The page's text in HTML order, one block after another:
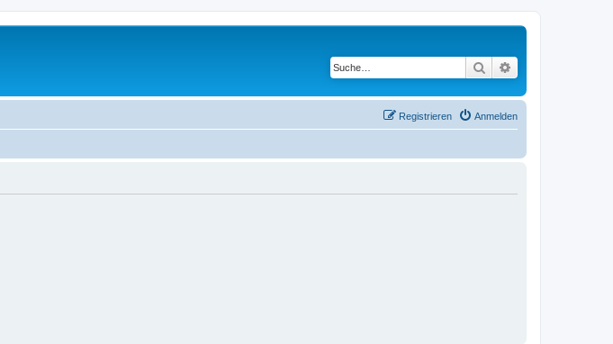
Suche
Anmelden
Registrieren